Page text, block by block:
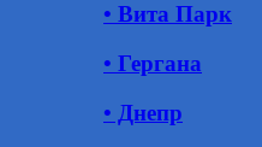
• Вита Парк
• Гергана
• Днепр